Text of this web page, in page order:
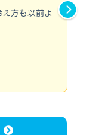
方も以前よ